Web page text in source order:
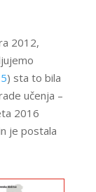
2012,
) sta to bila
učenja –
2016
je postala